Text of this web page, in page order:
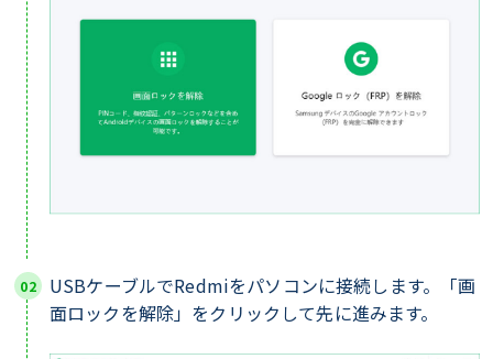
USBケーブルでRedmiをパソコンに接続します。「画
面ロックを解除」をクリックして先に進みます。